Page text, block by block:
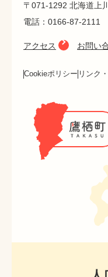
〒071-1292 北海道上
電話：0166-87-2111
アクセス お問い
Cookieポリシー リンク